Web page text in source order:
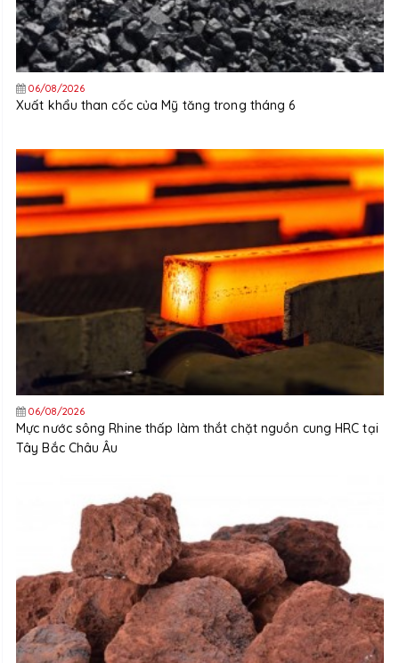
06/08/2026
Xuất khẩu than cốc của Mỹ tăng trong tháng 6
06/08/2026
Mực nước sông Rhine thấp làm thắt chặt nguồn cung HRC tại
Tây Bắc Châu Âu